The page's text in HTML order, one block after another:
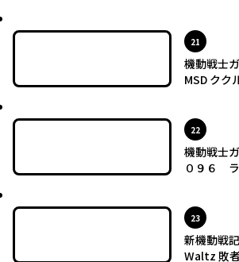
21 位
機動戦士
MSD クク
22位
機動戦士
０９６
23位
新機動戦
Waltz 敗